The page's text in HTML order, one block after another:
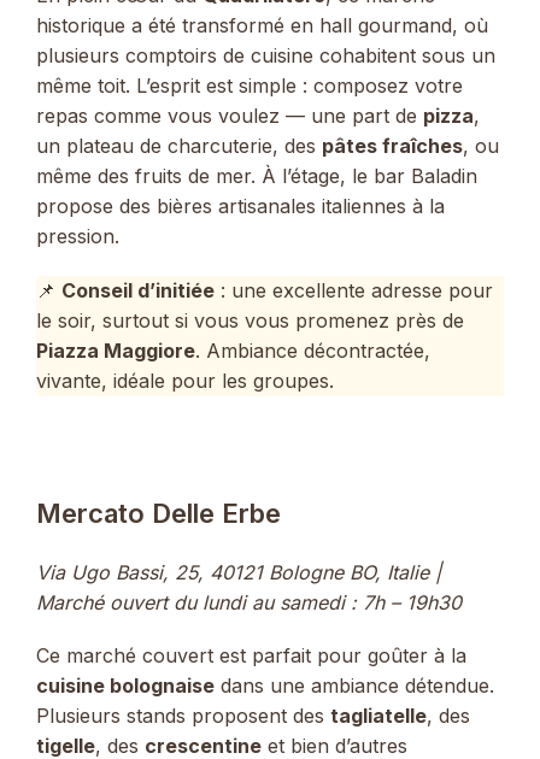
historique a été transformé en hall gourmand, où
plusieurs comptoirs de cuisine cohabitent sous un
même toit. L’esprit est simple : composez votre
repas comme vous voulez — une part de pizza,
un plateau de charcuterie, des pâtes fraîches, ou
même des fruits de mer. À l’étage, le bar Baladin
propose des bières artisanales italiennes à la
pression.
📌 Conseil d’initiée : une excellente adresse pour
le soir, surtout si vous vous promenez près de
Piazza Maggiore. Ambiance décontractée,
vivante, idéale pour les groupes.
Mercato Delle Erbe
Via Ugo Bassi, 25, 40121 Bologne BO, Italie |
Marché ouvert du lundi au samedi : 7h – 19h30
Ce marché couvert est parfait pour goûter à la
cuisine bolognaise dans une ambiance détendue.
Plusieurs stands proposent des tagliatelle, des
tigelle, des crescentine et bien d’autres